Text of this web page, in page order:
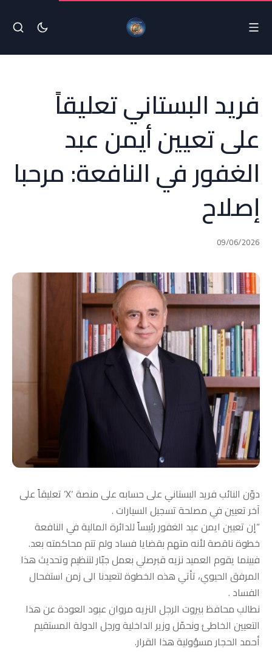
فريد البستاني تعليقاً
على تعيين أيمن عبد
الغفور في النافعة: مرحبا
إصلاح
09/06/2026
دوّن النائب فريد البستاني على حسابه على منصة ‘X’ تعليقاً على
آخر تعيين في مصلحة تسجيل السيارات .
“‏إن تعيين ايمن عبد الغفور رئيساً للدائرة المالية في النافعة
خطوة ناقصة لأنه متهم بقضايا فساد ولم تتم محاكمته بعد.
فبينما يقوم العميد نزيه قبرصلي بعمل جبّار لتنظيم وتحديث هذا
المرفق الحيوي، تأتي هذه الخطوة لتعيدنا الى زمن استفحال
الفساد .
نطالب محافظ بيروت الرجل النزيه مروان عبود العودة عن هذا
التعيين الخاطئ ونحمّل وزير الداخلية ورجل الدولة المستقيم
أحمد الحجار مسؤولية هذا القرار.